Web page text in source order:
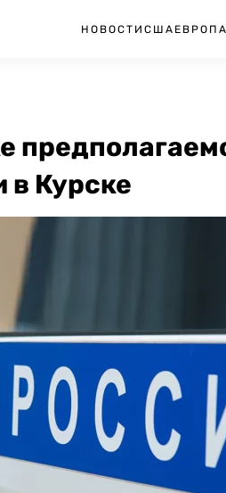
НОВОСТИ США ЕВРОПА
в Курске